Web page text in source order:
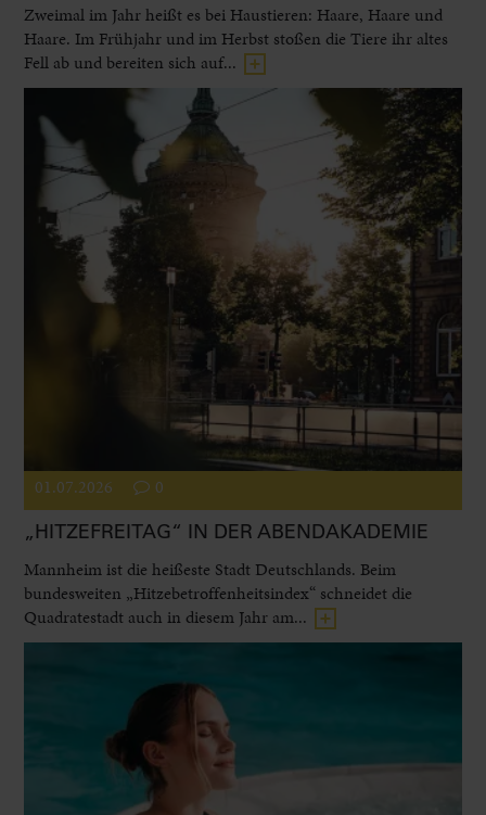
Zweimal im Jahr heißt es bei Haustieren: Haare, Haare und
Haare. Im Frühjahr und im Herbst stoßen die Tiere ihr altes
Fell ab und bereiten sich auf...
01.07.2026 0
„HITZEFREITAG“ IN DER ABENDAKADEMIE
Mannheim ist die heißeste Stadt Deutschlands. Beim
bundesweiten „Hitzebetroffenheitsindex“ schneidet die
Quadratestadt auch in diesem Jahr am...